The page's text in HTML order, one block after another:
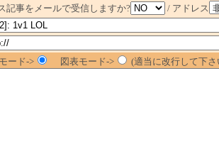
記事をメールで受信しますか?
/ アドレス
ード->
図表モード-> (適当に改行して下